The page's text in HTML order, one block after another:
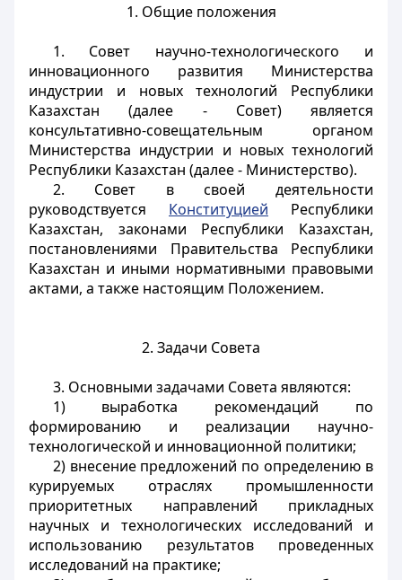
1. Общие положения
1. Совет научно-технологического и
инновационного развития Министерства
индустрии и новых технологий Республики
Казахстан (далее - Совет) является
консультативно-совещательным органом
Министерства индустрии и новых технологий
Республики Казахстан (далее - Министерство).
2. Совет в своей деятельности
руководствуется Конституцией Республики
Казахстан, законами Республики Казахстан,
постановлениями Правительства Республики
Казахстан и иными нормативными правовыми
актами, а также настоящим Положением.
2. Задачи Совета
3. Основными задачами Совета являются:
1) выработка рекомендаций по
формированию и реализации научно-
технологической и инновационной политики;
2) внесение предложений по определению в
курируемых отраслях промышленности
приоритетных направлений прикладных
научных и технологических исследований и
использованию результатов проведенных
исследований на практике;